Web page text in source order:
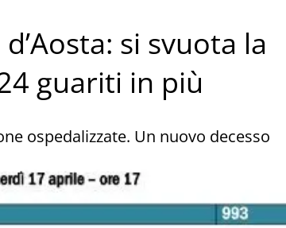
si svuota la
guariti in più
ospedalizzate. Un nuovo decesso